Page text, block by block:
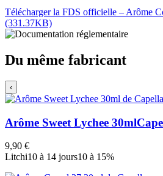
Télécharger la FDS officielle – Arôme
(331.37KB)
Du même fabricant
‹
Arôme Sweet Lychee 30ml
9,90 €
Litchi10 à 14 jours10 à 15%